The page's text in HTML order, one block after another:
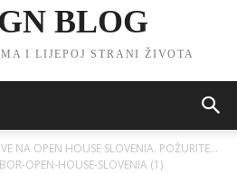
BLOG
I LIJEPOJ STRANI ŽIVOTA
NA OPEN HOUSE SLOVENIA. POŽURITE…
OPEN-HOUSE-SLOVENIA (1)